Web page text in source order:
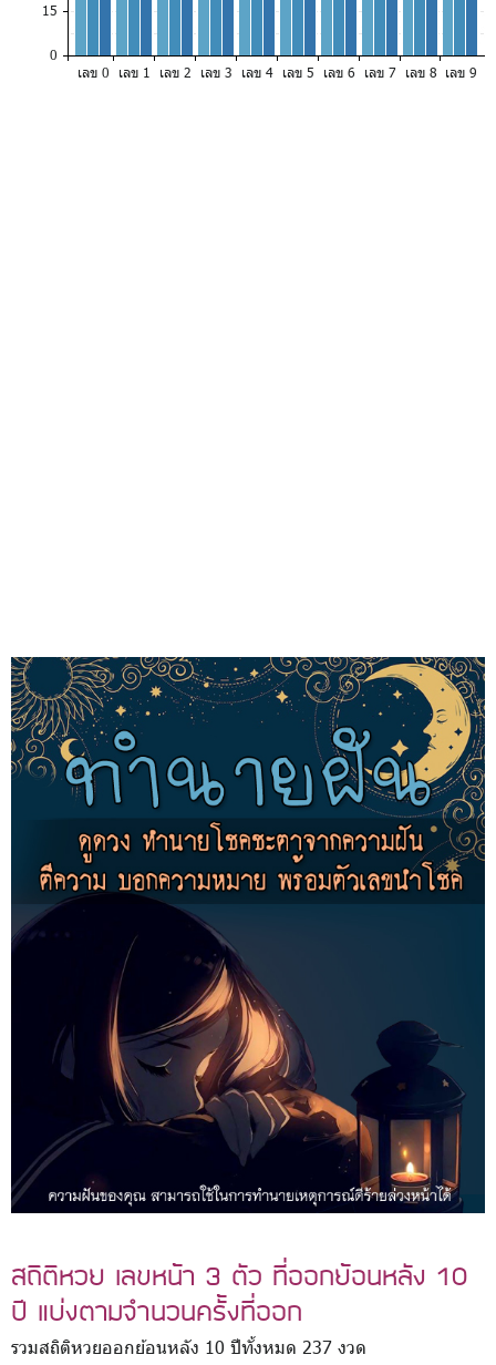
15
0
เลข 0 เลข 1 เลข 2 เลข 3 เลข 4 เลข 5 เลข 6 เลข 7 เลข 8 เลข 9
สถิติหวย เลขหน้า 3 ตัว ที่ออกย้อนหลัง 10
ปี แบ่งตามจำนวนครั้งที่ออก
รวมสถิติหวยออกย้อนหลัง 10 ปีทั้งหมด 237 งวด